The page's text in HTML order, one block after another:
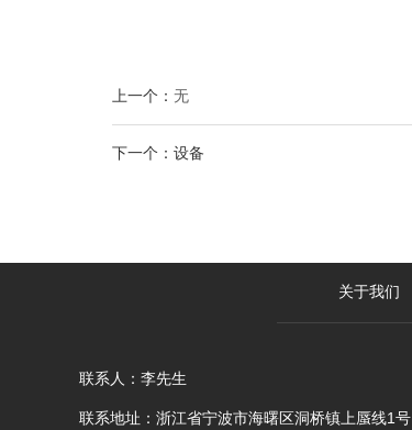
上一个： 无
下一个： 设备
关于我们
联系人：李先生
联系地址：浙江省宁波市海曙区洞桥镇上蜃线1号